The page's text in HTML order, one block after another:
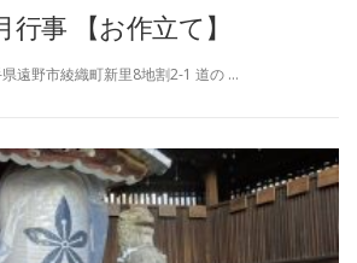
事 【お作立て】
遠野市綾織町新里8地割2-1 道の …